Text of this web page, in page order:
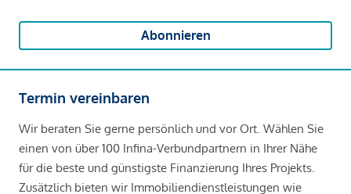
Abonnieren
Termin vereinbaren
Wir beraten Sie gerne persönlich und vor Ort. Wählen Sie
einen von über 100 Infina-Verbundpartnern in Ihrer Nähe
für die beste und günstigste Finanzierung Ihres Projekts.
Zusätzlich bieten wir Immobiliendienstleistungen wie